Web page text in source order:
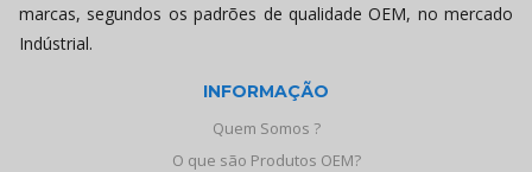
marcas, segundos os padrões de qualidade OEM, no mercado
Indústrial.
INFORMAÇÃO
Quem Somos ?
O que são Produtos OEM?